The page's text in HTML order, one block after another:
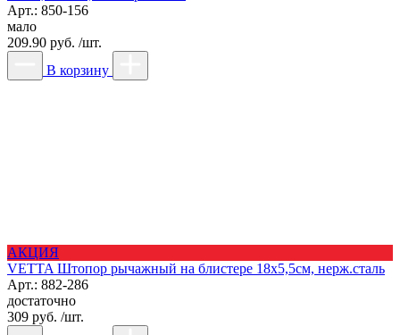
Арт.: 850-156
мало
209.90 руб. /шт.
В корзину
АКЦИЯ
VETTA Штопор рычажный на блистере 18х5,5см, нерж.сталь
Арт.: 882-286
достаточно
309 руб. /шт.